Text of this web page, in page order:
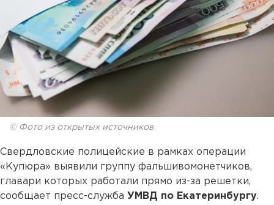
© Фото из открытых источников
Свердловские полицейские в рамках операции
«Купюра» выявили группу фальшивомонетчиков,
главари которых работали прямо из-за решетки,
сообщает пресс-служба УМВД по Екатеринбургу.